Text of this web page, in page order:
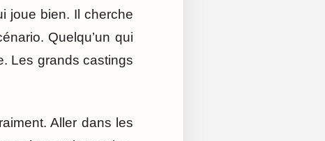
joue bien. Il cherche
Quelqu’un qui
Les grands castings
Aller dans les